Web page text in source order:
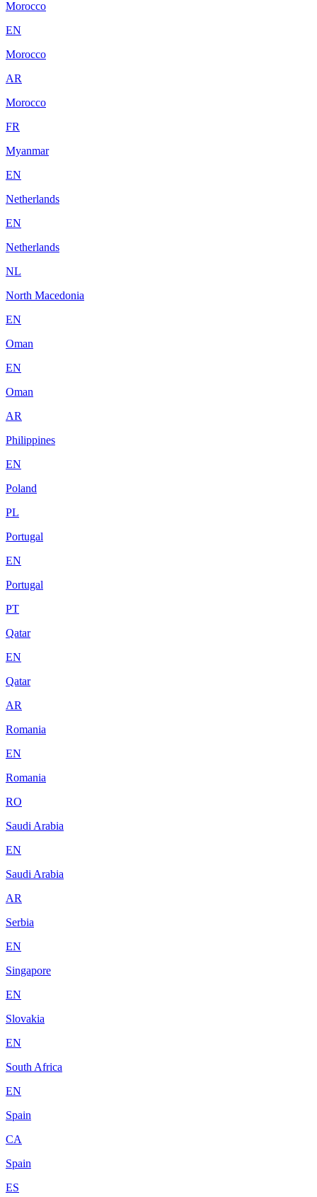
Morocco
EN
Morocco
AR
Morocco
FR
Myanmar
EN
Netherlands
EN
Netherlands
NL
North Macedonia
EN
Oman
EN
Oman
AR
Philippines
EN
Poland
PL
Portugal
EN
Portugal
PT
Qatar
EN
Qatar
AR
Romania
EN
Romania
RO
Saudi Arabia
EN
Saudi Arabia
AR
Serbia
EN
Singapore
EN
Slovakia
EN
South Africa
EN
Spain
CA
Spain
ES